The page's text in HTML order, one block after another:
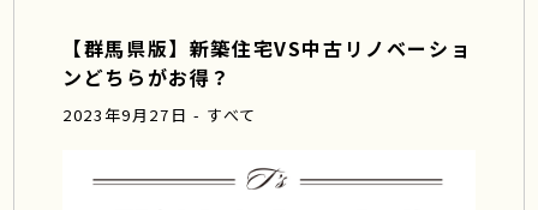
【群馬県版】新築住宅VS中古リノベーショ
ンどちらがお得？
2023年9月27日 - すべて